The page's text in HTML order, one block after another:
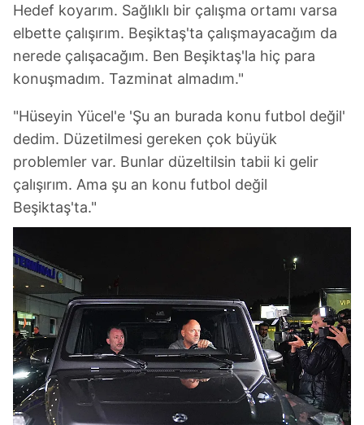
Hedef koyarım. Sağlıklı bir çalışma ortamı varsa
elbette çalışırım. Beşiktaş'ta çalışmayacağım da
nerede çalışacağım. Ben Beşiktaş'la hiç para
konuşmadım. Tazminat almadım."
"Hüseyin Yücel'e 'Şu an burada konu futbol değil'
dedim. Düzetilmesi gereken çok büyük
problemler var. Bunlar düzeltilsin tabii ki gelir
çalışırım. Ama şu an konu futbol değil
Beşiktaş'ta."